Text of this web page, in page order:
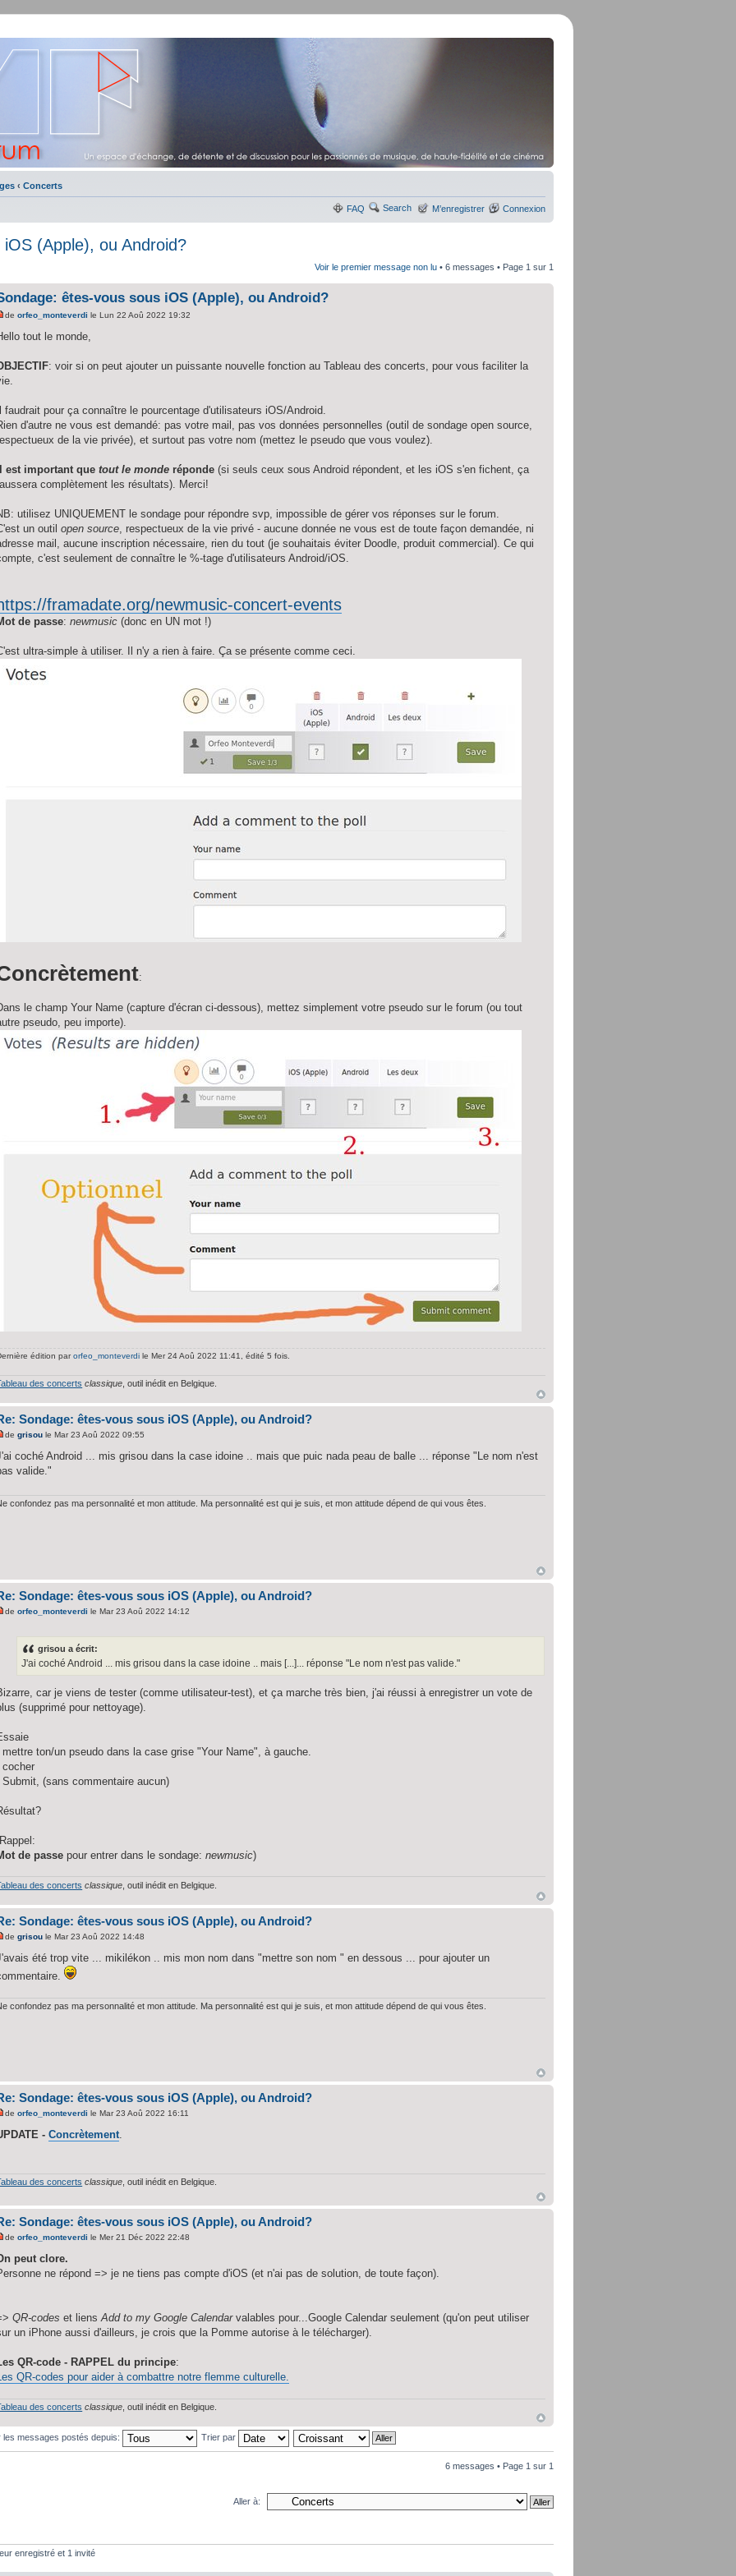
‹ Concerts
FAQ Search M’enregistrer Connexion
(Apple), ou Android?
Voir le premier message non lu • 6 messages • Page 1 sur 1
êtes-vous sous iOS (Apple), ou Android?
deorfeo_monteverdi le Lun 22 Aoû 2022 19:32
tout le monde,
: voir si on peut ajouter un puissante nouvelle fonction au Tableau des concerts, pour vous faciliter la
faudrait pour ça connaître le pourcentage d'utilisateurs iOS/Android.
d'autre ne vous est demandé: pas votre mail, pas vos données personnelles (outil de sondage open source,
de la vie privée), et surtout pas votre nom (mettez le pseudo que vous voulez).
est important quetout le monde réponde (si seuls ceux sous Android répondent, et les iOS s'en fichent, ça
complètement les résultats). Merci!
utilisez UNIQUEMENT le sondage pour répondre svp, impossible de gérer vos réponses sur le forum.
un outilopen source, respectueux de la vie privé - aucune donnée ne vous est de toute façon demandée, ni
mail, aucune inscription nécessaire, rien du tout (je souhaitais éviter Doodle, produit commercial). Ce qui
c'est seulement de connaître le %-tage d'utilisateurs Android/iOS.
framadate.org/newmusic-concert-events
de passe:newmusic (donc en UN mot !)
ultra-simple à utiliser. Il n'y a rien à faire. Ça se présente comme ceci.
:
le champ Your Name (capture d'écran ci-dessous), mettez simplement votre pseudo sur le forum (ou tout
pseudo, peu importe).
édition parorfeo_monteverdi le Mer 24 Aoû 2022 11:41, édité 5 fois.
des concerts classique , outil inédit en Belgique.
Sondage: êtes-vous sous iOS (Apple), ou Android?
degrisou le Mar 23 Aoû 2022 09:55
coché Android ... mis grisou dans la case idoine .. mais que puic nada peau de balle ... réponse "Le nom n'est
valide."
confondez pas ma personnalité et mon attitude. Ma personnalité est qui je suis, et mon attitude dépend de qui vous êtes.
Sondage: êtes-vous sous iOS (Apple), ou Android?
deorfeo_monteverdi le Mar 23 Aoû 2022 14:12
grisou a écrit:
J'ai coché Android ... mis grisou dans la case idoine .. mais [...]... réponse "Le nom n'est pas valide."
car je viens de tester (comme utilisateur-test), et ça marche très bien, j'ai réussi à enregistrer un vote de
(supprimé pour nettoyage).
mettre ton/un pseudo dans la case grise "Your Name", à gauche.
cocher
Submit, (sans commentaire aucun)
de passe pour entrer dans le sondage:newmusic)
des concerts classique , outil inédit en Belgique.
Sondage: êtes-vous sous iOS (Apple), ou Android?
degrisou le Mar 23 Aoû 2022 14:48
été trop vite ... mikilékon .. mis mon nom dans "mettre son nom " en dessous ... pour ajouter un
confondez pas ma personnalité et mon attitude. Ma personnalité est qui je suis, et mon attitude dépend de qui vous êtes.
Sondage: êtes-vous sous iOS (Apple), ou Android?
deorfeo_monteverdi le Mar 23 Aoû 2022 16:11
-Concrètement.
des concerts classique , outil inédit en Belgique.
Sondage: êtes-vous sous iOS (Apple), ou Android?
deorfeo_monteverdi le Mer 21 Déc 2022 22:48
peut clore.
ne répond => je ne tiens pas compte d'iOS (et n'ai pas de solution, de toute façon).
QR-codes et liensAdd to my Google Calendarvalables pour...Google Calendar seulement (qu'on peut utiliser
un iPhone aussi d'ailleurs, je crois que la Pomme autorise à le télécharger).
QR-code - RAPPEL du principe:
QR-codes pour aider à combattre notre flemme culturelle.
des concerts classique , outil inédit en Belgique.
les messages postés depuis: Trier par
6 messages • Page 1 sur 1
Aller à:
enregistré et 1 invité